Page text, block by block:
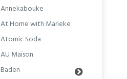
Annekabouke
At Home with Marieke
Atomic Soda
AU Maison
Baden